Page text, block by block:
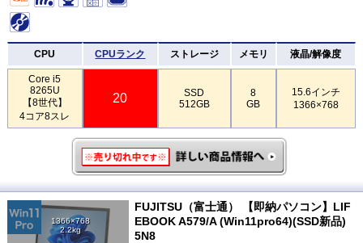
CPU CPUランク ストレージ メモリ 液晶/解像度
Core i5
8265U
【8世代】
4コア8スレ
20
SSD
512GB
8
GB
15.6インチ
1366×768
1366×768
2.2kg
FUJITSU（富士通） 【即納パソコン】LIF
EBOOK A579/A (Win11pro64)(SSD新品)
5N8